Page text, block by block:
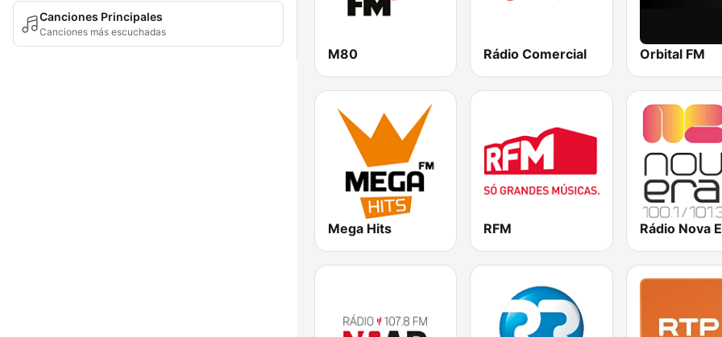
Canciones Principales
Canciones más escuchadas
M80 Rádio Comercial Orbital FM
Mega Hits RFM Rádio Nova